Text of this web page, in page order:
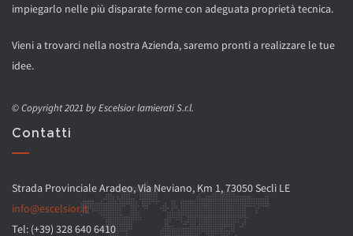
impiegarlo nelle più disparate forme con adeguata proprietà tecnica.
Vieni a trovarci nella nostra Azienda, saremo pronti a realizzare le tue
idee.
© Copyright 2021 by Escelsior lamierati S.r.l.
Contatti
Strada Provinciale Aradeo, Via Neviano, Km 1, 73050 Seclì LE
info@escelsior.it
Tel: (+39) 328 640 6410